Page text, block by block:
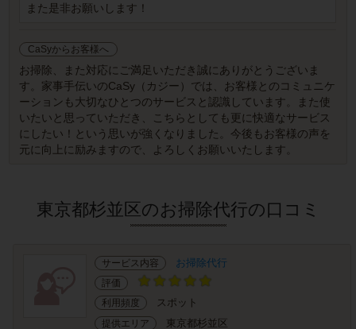
また是非お願いします！
CaSyからお客様へ
お掃除、また対応にご満足いただき誠にありがとうございま
す。家事手伝いのCaSy（カジー）では、お客様とのコミュニケ
ーションも大切なひとつのサービスと認識しています。また使
いたいと思っていただき、こちらとしても更に快適なサービス
にしたい！という思いが強くなりました。今後もお客様の声を
元に向上に励みますので、よろしくお願いいたします。
東京都杉並区のお掃除代行の口コミ
サービス内容 お掃除代行
評価
利用頻度
スポット
提供エリア 東京都杉並区